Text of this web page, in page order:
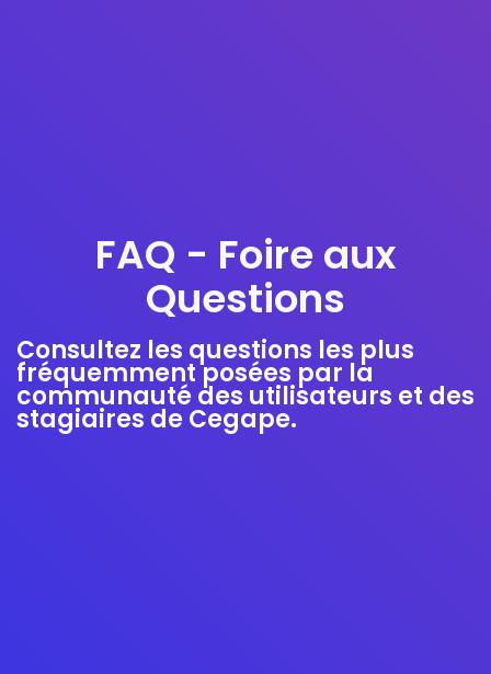
FAQ - Foire aux
Questions
Consultez les questions les plus
fréquemment posées par la
communauté des utilisateurs et des
stagiaires de Cegape.